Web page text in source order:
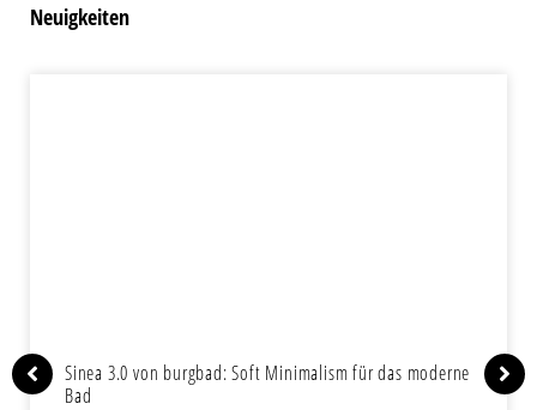
Neuigkeiten
Sinea 3.0 von burgbad: Soft Minimalism für das moderne
Bad